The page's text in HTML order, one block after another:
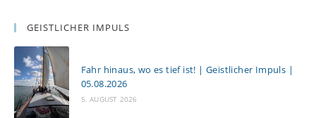
GEISTLICHER IMPULS
Fahr hinaus, wo es tief ist! | Geistlicher Impuls |
05.08.2026
5. AUGUST 2026